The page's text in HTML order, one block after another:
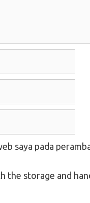
saya pada
the storage and